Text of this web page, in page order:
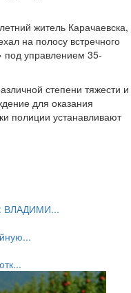
житель Карачаевска,
на полосу встречного
под управлением 35-
степени тяжести и
для оказания
полиции устанавливают
ВЛАДИМИ...